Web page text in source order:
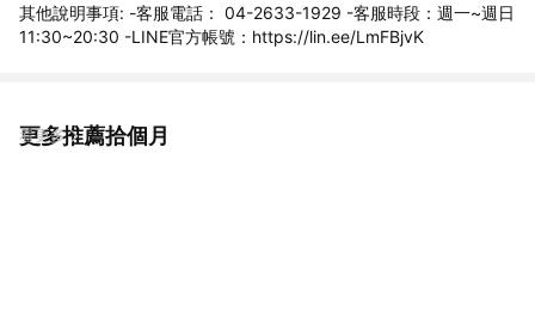
其他說明事項: -客服電話： 04-2633-1929 -客服時段：週一~週日
11:30~20:30 -LINE官方帳號：https://lin.ee/LmFBjvK
更多推薦拾個月
看更多